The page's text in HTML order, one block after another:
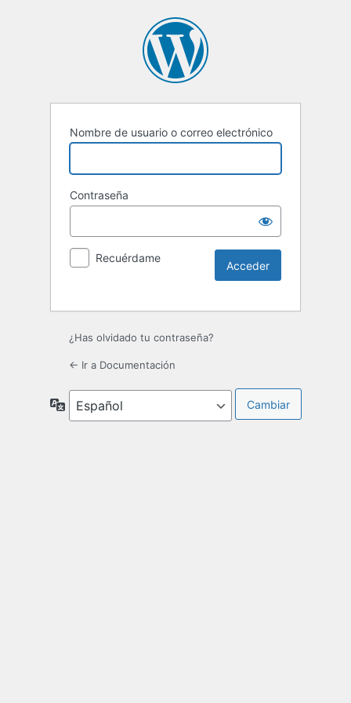
Nombre de usuario o correo electrónico
Contraseña
Recuérdame
¿Has olvidado tu contraseña?
← Ir a Documentación
Idioma